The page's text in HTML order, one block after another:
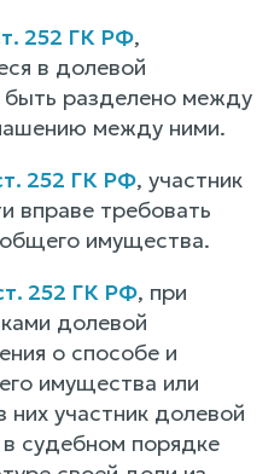
252 ГК РФ,
в долевой
разделено между
между ними.
252 ГК РФ, участник
вправе требовать
имущества.
252 ГК РФ, при
долевой
о способе и
имущества или
участник долевой
судебном порядке